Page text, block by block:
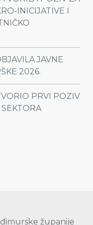
INICIJATIVE I
JAVNE
2026.
PRVI POZIV
županije